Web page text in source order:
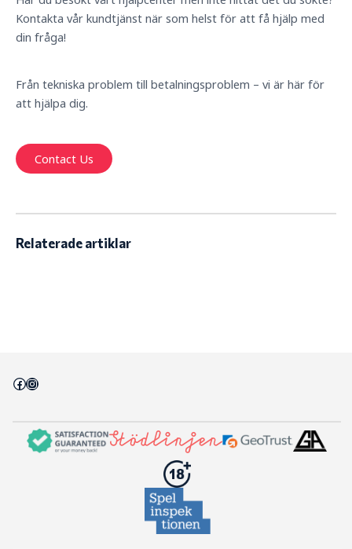
Kontakta vår kundtjänst när som helst för att få hjälp med
din fråga!
Från tekniska problem till betalningsproblem – vi är här för
att hjälpa dig.
Contact Us
Relaterade artiklar
Facebook
Instagram